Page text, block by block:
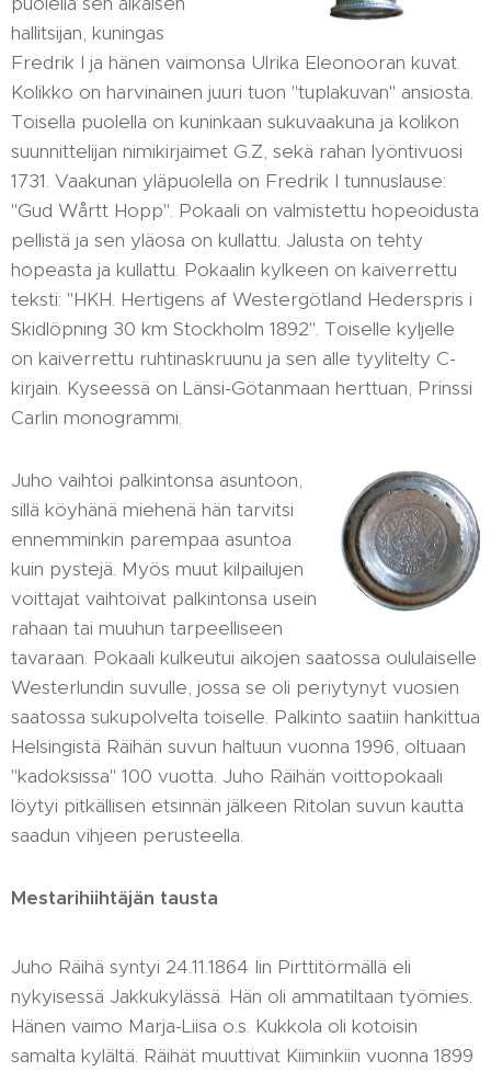
hallitsijan, kuningas
Fredrik I ja hänen vaimonsa Ulrika Eleonooran kuvat.
Kolikko on harvinainen juuri tuon "tuplakuvan" ansiosta.
Toisella puolella on kuninkaan sukuvaakuna ja kolikon
suunnittelijan nimikirjaimet G.Z, sekä rahan lyöntivuosi
1731. Vaakunan yläpuolella on Fredrik I tunnuslause:
"Gud Wårtt Hopp". Pokaali on valmistettu hopeoidusta
pellistä ja sen yläosa on kullattu. Jalusta on tehty
hopeasta ja kullattu. Pokaalin kylkeen on kaiverrettu
teksti: "HKH. Hertigens af Westergötland Hederspris i
Skidlöpning 30 km Stockholm 1892". Toiselle kyljelle
on kaiverrettu ruhtinaskruunu ja sen alle tyylitelty C-
kirjain. Kyseessä on Länsi-Götanmaan herttuan, Prinssi
Carlin monogrammi.
Juho vaihtoi palkintonsa asuntoon,
sillä köyhänä miehenä hän tarvitsi
ennemminkin parempaa asuntoa
kuin pystejä. Myös muut kilpailujen
voittajat vaihtoivat palkintonsa usein
rahaan tai muuhun tarpeelliseen
tavaraan. Pokaali kulkeutui aikojen saatossa oululaiselle
Westerlundin suvulle, jossa se oli periytynyt vuosien
saatossa sukupolvelta toiselle. Palkinto saatiin hankittua
Helsingistä Räihän suvun haltuun vuonna 1996, oltuaan
"kadoksissa" 100 vuotta. Juho Räihän voittopokaali
löytyi pitkällisen etsinnän jälkeen Ritolan suvun kautta
saadun vihjeen perusteella.
Mestarihiihtäjän tausta
Juho Räihä syntyi 24.11.1864 Iin Pirttitörmällä eli
nykyisessä Jakkukylässä. Hän oli ammatiltaan työmies.
Hänen vaimo Marja-Liisa o.s. Kukkola oli kotoisin
samalta kylältä. Räihät muuttivat Kiiminkiin vuonna 1899